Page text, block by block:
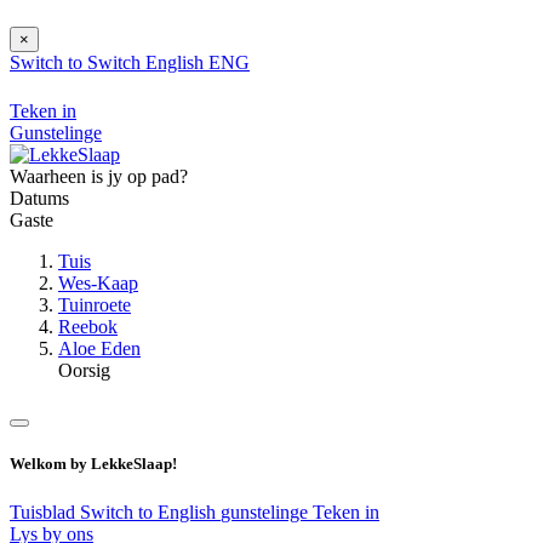
×
Switch to Switch English ENG
Teken in
Gunstelinge
Waarheen is jy op pad?
Datums
Gaste
Tuis
Wes-Kaap
Tuinroete
Reebok
Aloe Eden
Oorsig
Welkom by LekkeSlaap!
Tuisblad Switch to English gunstelinge Teken in
Lys by ons